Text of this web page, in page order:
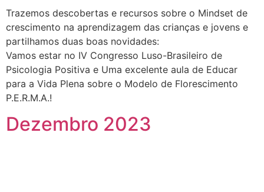
Trazemos descobertas e recursos sobre o Mindset de
crescimento na aprendizagem das crianças e jovens e
partilhamos duas boas novidades:
Vamos estar no IV Congresso Luso-Brasileiro de
Psicologia Positiva e Uma excelente aula de Educar
para a Vida Plena sobre o Modelo de Florescimento
P.E.R.M.A.!
Dezembro 2023